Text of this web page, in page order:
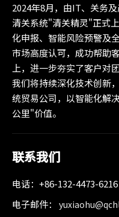
2024年8月，由IT、关务
清关系统"清关精灵"正式
化申报、智能风险预警及
市场高度认可，成功帮助
上，进一步夯实了客户对
我们将持续深化技术创新
统贸易公司，以智能化解
公里"价值。
联系我们
电话：+86-132-4473-6216
电子邮件：